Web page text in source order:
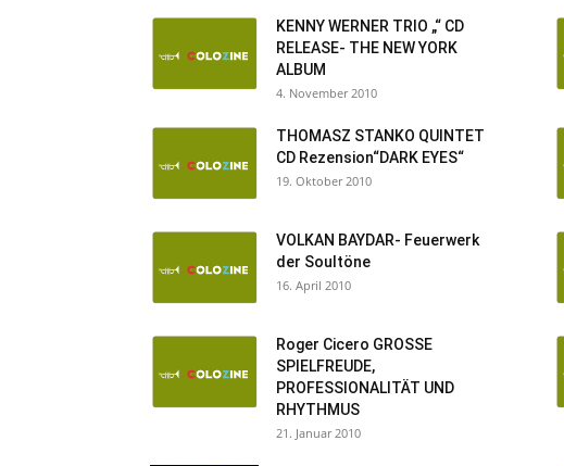
KENNY WERNER TRIO „“ CD
RELEASE- THE NEW YORK
ALBUM
4. November 2010
THOMASZ STANKO QUINTET
CD Rezension“DARK EYES“
19. Oktober 2010
VOLKAN BAYDAR- Feuerwerk
der Soultöne
16. April 2010
Roger Cicero GROSSE
SPIELFREUDE,
PROFESSIONALITÄT UND
RHYTHMUS
21. Januar 2010